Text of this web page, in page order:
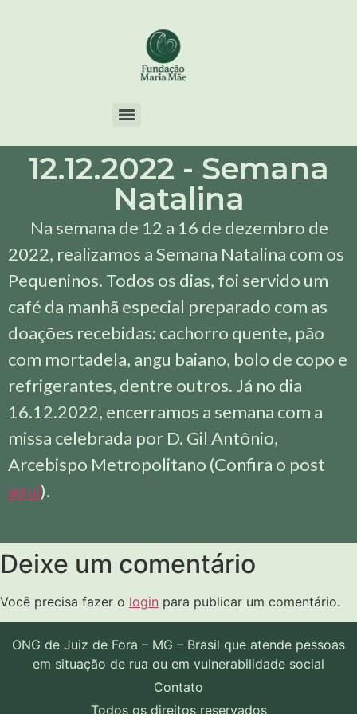
12.12.2022 - Semana
Natalina
Na semana de 12 a 16 de dezembro de
2022, realizamos a Semana Natalina com os
Pequeninos. Todos os dias, foi servido um
café da manhã especial preparado com as
doações recebidas: cachorro quente, pão
com mortadela, angu baiano, bolo de copo e
refrigerantes, dentre outros. Já no dia
16.12.2022, encerramos a semana com a
missa celebrada por D. Gil Antônio,
Arcebispo Metropolitano (Confira o post
aqui).
Deixe um comentário
Você precisa fazer o login para publicar um comentário.
ONG de Juiz de Fora – MG – Brasil que atende pessoas
em situação de rua ou em vulnerabilidade social
Contato
Todos os direitos reservados